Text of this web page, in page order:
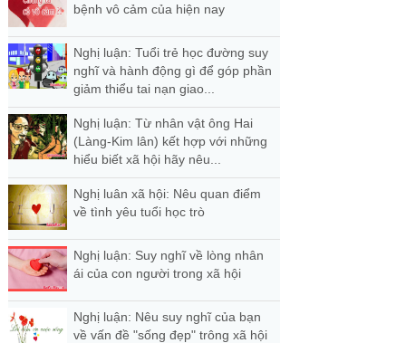
bệnh vô cảm của hiện nay
Nghị luận: Tuổi trẻ học đường suy
nghĩ và hành động gì để góp phần
giảm thiểu tai nạn giao...
Nghị luận: Từ nhân vật ông Hai
(Làng-Kim lân) kết hợp với những
hiểu biết xã hội hãy nêu...
Nghị luân xã hội: Nêu quan điểm
về tình yêu tuổi học trò
Nghị luận: Suy nghĩ về lòng nhân
ái của con người trong xã hội
Nghị luận: Nêu suy nghĩ của bạn
về vấn đề "sống đẹp" trông xã hội